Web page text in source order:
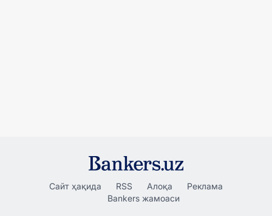
Сайт ҳақида RSS Алоқа
Реклама
Bankers жамоаси